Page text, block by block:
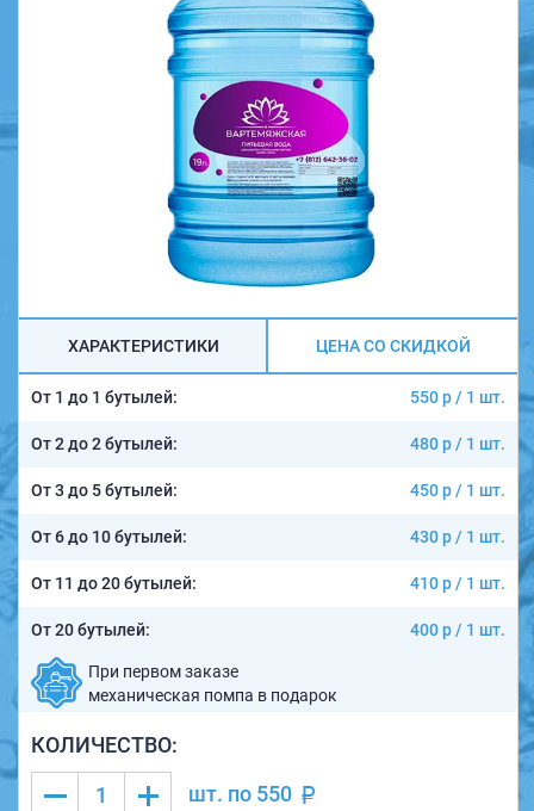
ХАРАКТЕРИСТИКИ ЦЕНА СО СКИДКОЙ
От 1 до 1 бутылей: 550 р / 1 шт.
От 2 до 2 бутылей: 480 р / 1 шт.
От 3 до 5 бутылей: 450 р / 1 шт.
От 6 до 10 бутылей: 430 р / 1 шт.
От 11 до 20 бутылей: 410 р / 1 шт.
От 20 бутылей: 400 р / 1 шт.
При первом заказе
механическая помпа в подарок
КОЛИЧЕСТВО:
шт. по 550